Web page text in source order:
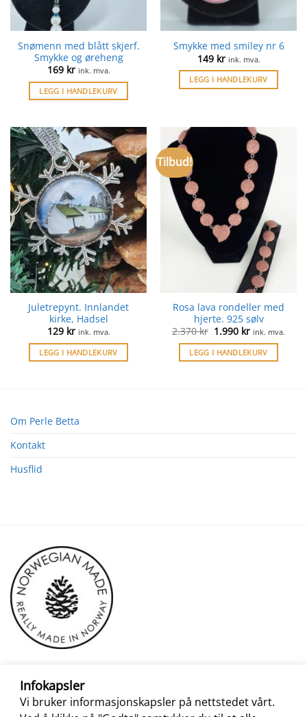
Infokapsler
Vi bruker informasjonskapsler på nettstedet vårt.
Snømenn med blått skjerf.
Smykke og øreheng
169 kr ink. mva.
LEGG I HANDLEKURV
Smykke med smiley nr 6
149 kr ink. mva.
LEGG I HANDLEKURV
Juletrepynt. Innlandet
kirke, Hadsel
129 kr ink. mva.
LEGG I HANDLEKURV
Tilbud!
Rosa lava rondeller med
hjerte. 925 sølv
2.370kr Opprinnelig
var:
2.370 kr.
1.990 krNåværende
er:
1.990 kr.
ink. mva.
LEGG I HANDLEKURV
Om Perle Betta
Kontakt
Husflid